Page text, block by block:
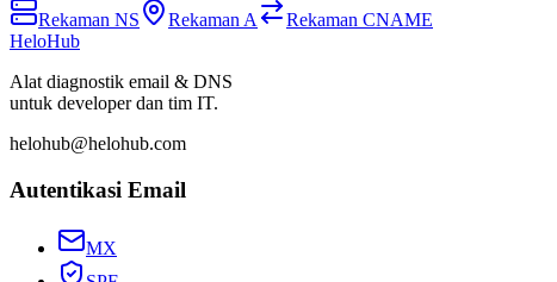
Rekaman NS
Rekaman A
Rekaman CNAME
HeloHub
Alat diagnostik email & DNS
untuk developer dan tim IT.
helohub@helohub.com
Autentikasi Email
MX